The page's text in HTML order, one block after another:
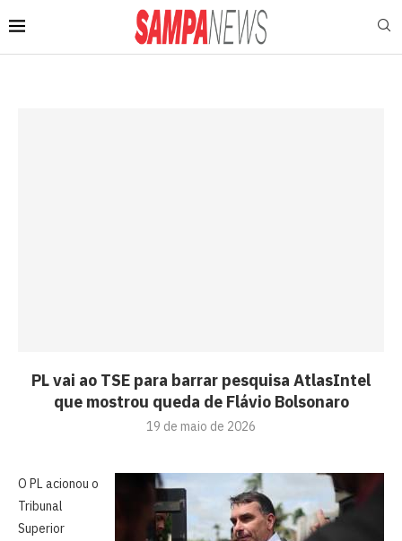
PL vai ao TSE para barrar pesquisa AtlasIntel
que mostrou queda de Flávio Bolsonaro
19 de maio de 2026
O PL acionou o
Tribunal
Superior